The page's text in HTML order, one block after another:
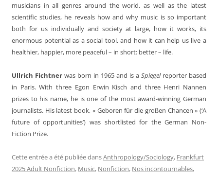
musicians in all genres around the world, as well as the latest
scientific studies, he reveals how and why music is so important
both for us individually and society at large, how it works, its
enormous potential as a social tool, and how it can help us live a
healthier, happier, more peaceful – in short: better – life.
Ullrich Fichtner was born in 1965 and is a Spiegel reporter based
in Paris. With three Egon Erwin Kisch and three Henri Nannen
prizes to his name, he is one of the most award-winning German
journalists. His latest book, « Geboren für die großen Chancen » (‘A
future of opportunities’) was shortlisted for the German Non-
Fiction Prize.
Cette entrée a été publiée dansAnthropology/Sociology, Frankfurt
2025 Adult Nonfiction, Music, Nonfiction, Nos incontournables,